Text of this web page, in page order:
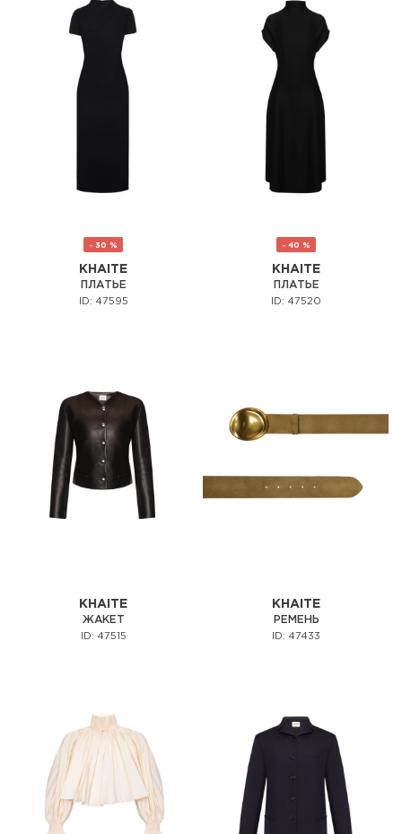
- 30 %
KHAITE
ПЛАТЬЕ
ID: 47595
- 40 %
KHAITE
ПЛАТЬЕ
ID: 47520
KHAITE
ЖАКЕТ
ID: 47515
KHAITE
РЕМЕНЬ
ID: 47433